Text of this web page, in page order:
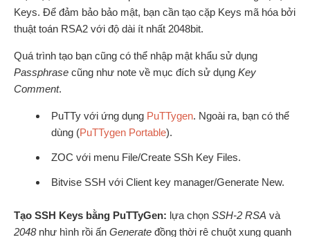
Keys. Để đảm bảo bảo mật, bạn cần tạo cặp Keys mã hóa bởi
thuật toán RSA2 với độ dài ít nhất 2048bit.
Quá trình tạo bạn cũng có thể nhập mật khẩu sử dụng
Passphrase cũng như note về mục đích sử dụng Key
Comment.
PuTTy với ứng dụng PuTTygen. Ngoài ra, bạn có thể
dùng (PuTTygen Portable).
ZOC với menu File/Create SSh Key Files.
Bitvise SSH với Client key manager/Generate New.
Tạo SSH Keys bằng PuTTyGen: lựa chọn SSH-2 RSA và
2048như hình rồi ấn Generate đồng thời rê chuột xung quanh